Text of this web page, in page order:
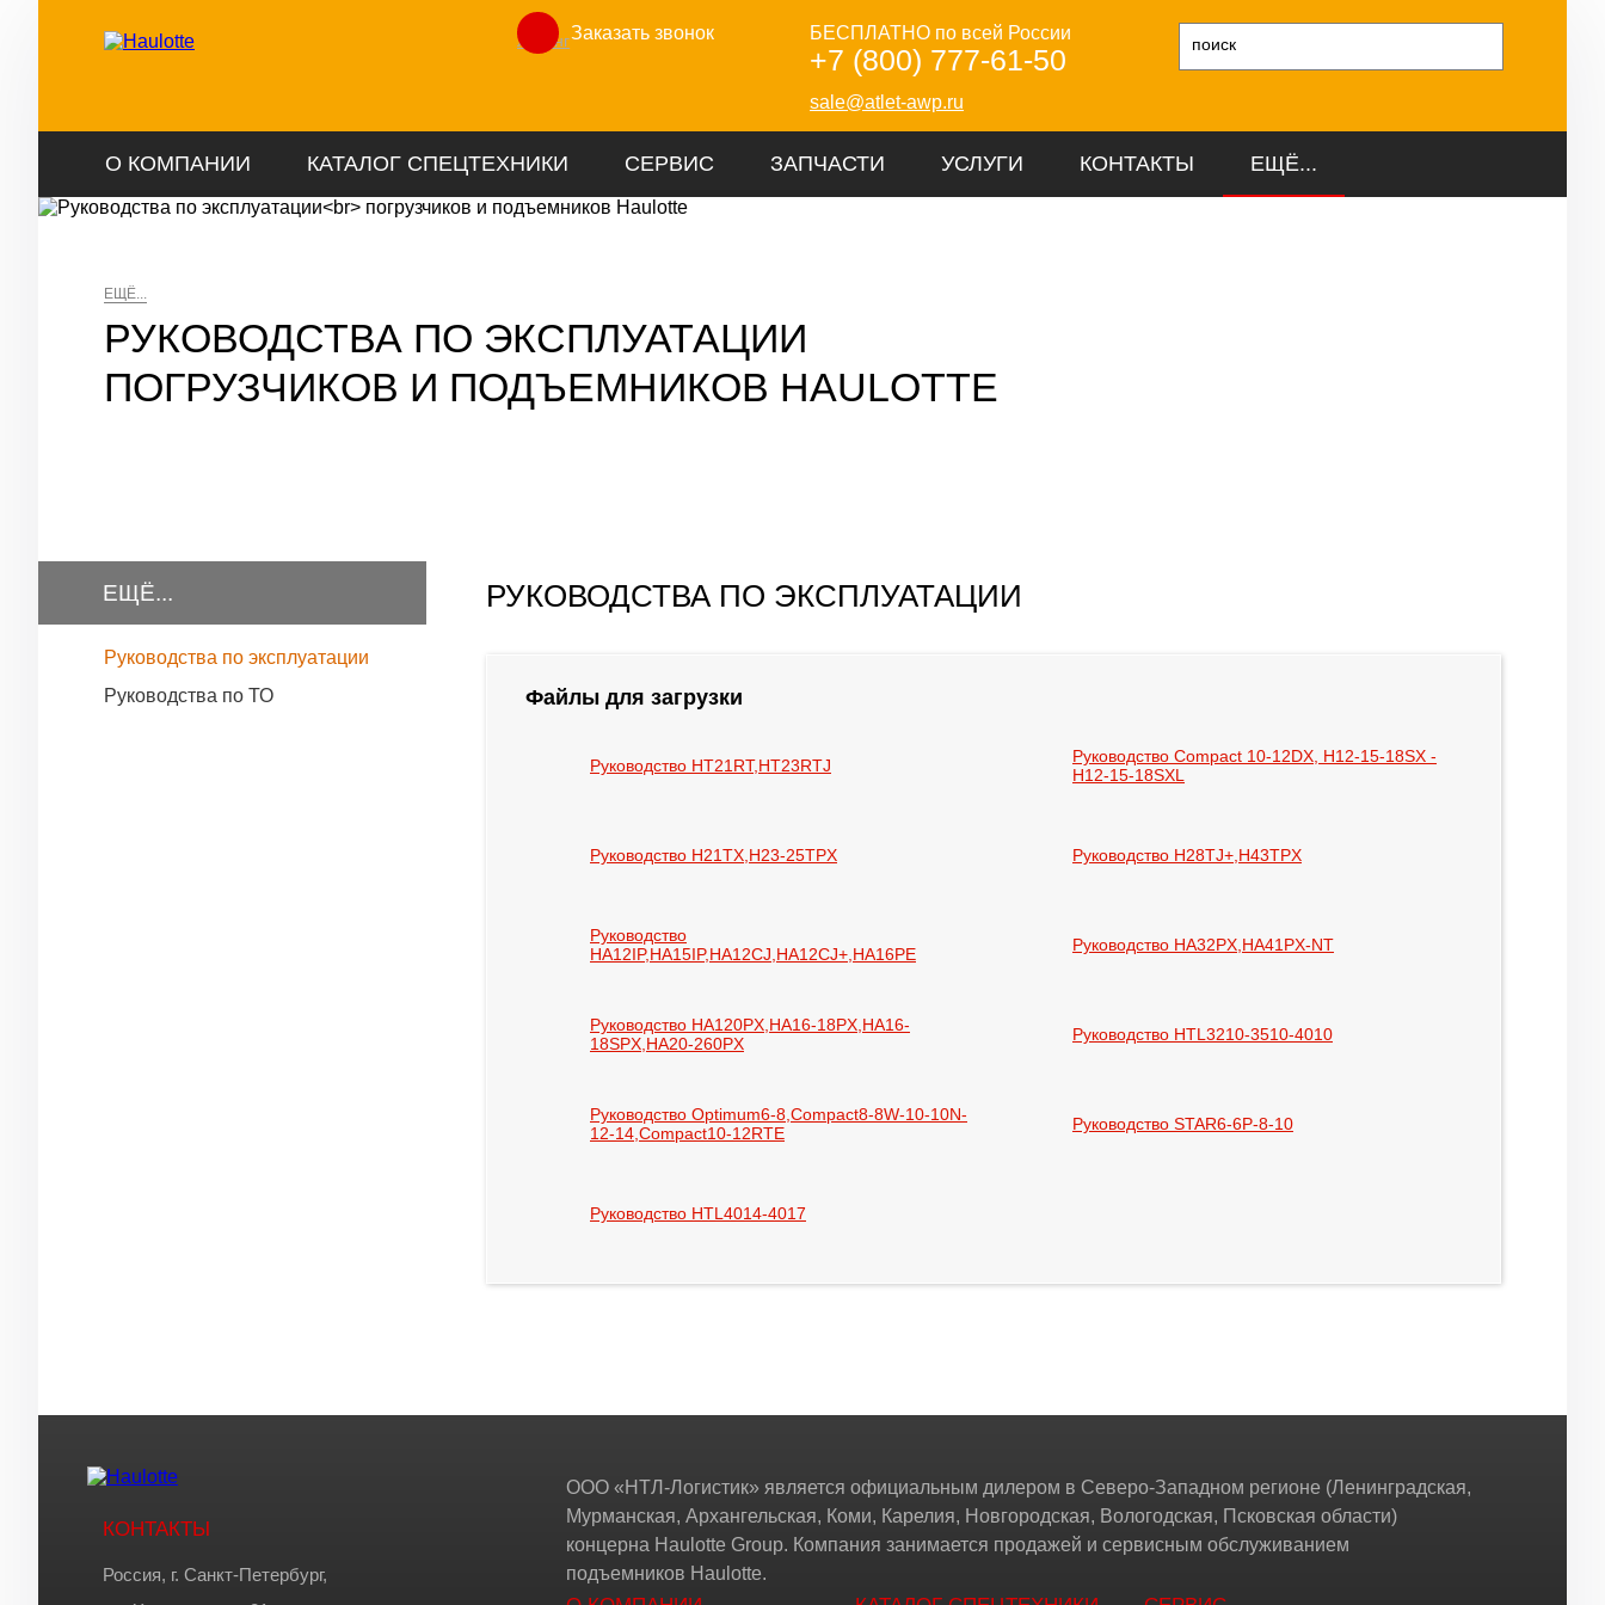
ЛизингЗаказать звонок БЕСПЛАТНО по всей России
+7 (800) 777-61-50
sale@atlet-awp.ru
О КОМПАНИИ КАТАЛОГ СПЕЦТЕХНИКИ СЕРВИС ЗАПЧАСТИ УСЛУГИ КОНТАКТЫ ЕЩЁ...
ЕЩЁ...
РУКОВОДСТВА ПО ЭКСПЛУАТАЦИИ
ПОГРУЗЧИКОВ И ПОДЪЕМНИКОВ HAULOTTE
ЕЩЁ...
Руководства по эксплуатации
Руководства по ТО
РУКОВОДСТВА ПО ЭКСПЛУАТАЦИИ
Файлы для загрузки
Руководство HT21RT,HT23RTJ
Руководство Compact 10-12DX, H12-15-18SX -
H12-15-18SXL
Руководство H21TX,H23-25TPX Руководство H28TJ+,H43TPX
Руководство
HA12IP,HA15IP,HA12CJ,HA12CJ+,HA16PE
Руководство HA32PX,HA41PX-NT
Руководство HA120PX,HA16-18PX,HA16-
18SPX,HA20-260PX
Руководство HTL3210-3510-4010
Руководство Optimum6-8,Compact8-8W-10-10N-
12-14,Compact10-12RTE
Руководство STAR6-6P-8-10
Руководство HTL4014-4017
КОНТАКТЫ
Россия, г. Санкт-Петербург,
ООО «НТЛ-Логистик» является официальным дилером в Северо-Западном регионе (Ленинградская,
Мурманская, Архангельская, Коми, Карелия, Новгородская, Вологодская, Псковская области)
концерна Haulotte Group. Компания занимается продажей и сервисным обслуживанием
подъемников Haulotte.